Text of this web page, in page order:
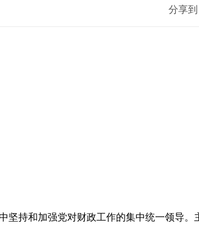
分享到
持和加强党对财政工作的集中统一领导。